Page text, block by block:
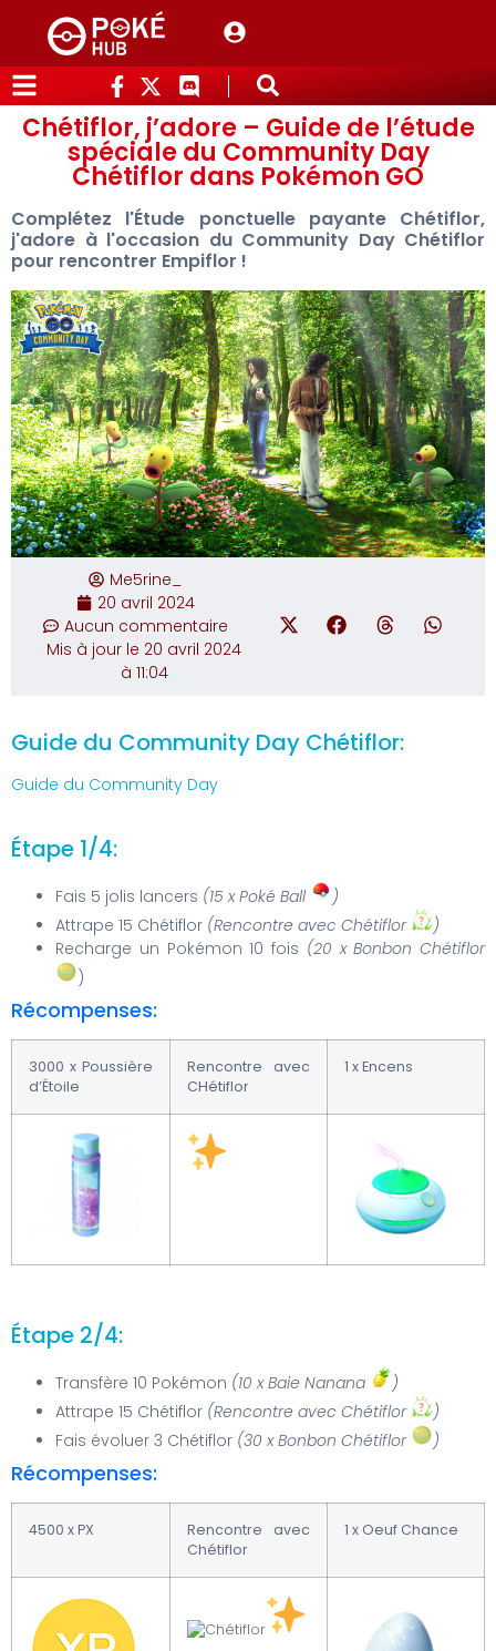
Chétiflor, j’adore – Guide de l’étude
spéciale du Community Day
Chétiflor dans Pokémon GO
Complétez l'Étude ponctuelle payante Chétiflor,
j'adore à l'occasion du Community Day Chétiflor
pour rencontrer Empiflor !
Me5rine_
20 avril 2024
Aucun commentaire
Mis à jour le 20 avril 2024
à 11:04
Guide du Community Day Chétiflor:
Guide du Community Day
Étape 1/4:
Fais 5 jolis lancers (15 x Poké Ball
)
Attrape 15 Chétiflor (Rencontre avec Chétiflor
)
Recharge un Pokémon 10 fois (20 x Bonbon Chétiflor
)
Récompenses:
3000 x Poussière
d’Étoile
Rencontre avec
CHétiflor
1 x Encens
Étape 2/4:
Transfère 10 Pokémon (10 x Baie Nanana
)
Attrape 15 Chétiflor (Rencontre avec Chétiflor
)
Fais évoluer 3 Chétiflor (30 x Bonbon Chétiflor )
Récompenses:
4500 x PX
Rencontre avec
Chétiflor
1 x Oeuf Chance